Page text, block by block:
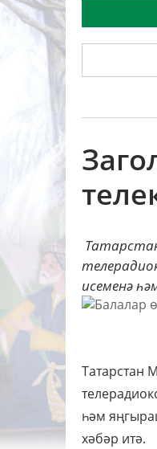
исеменә
Татарстан
һәм
хәбәр итә.